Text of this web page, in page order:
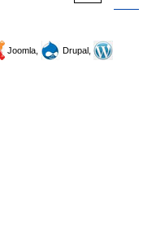
Joomla,
Drupal,